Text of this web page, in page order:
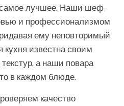
самое лучшее. Наши шеф-
и профессионализмом
ему неповторимый
кухня известна своим
а наши повара
в каждом блюде.
качество